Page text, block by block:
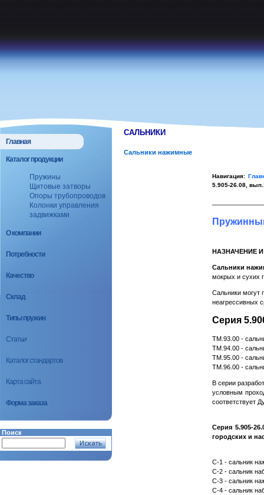
Главная
Каталог продукции
Пружины
Щитовые затворы
Опоры трубопроводов
Колонки управления
задвижками
О компании
Потребности
Качество
Склад
Типы пружин
Статьи
Каталог стандартов
Карта сайта
Форма заказа
Поиск
САЛЬНИКИ
Сальники нажимные
Навигация:
5.905-26.08,
НАЗНАЧЕНИЕ
Сальники
мокрых и сухих
Сальники могут
неагрессивных
Серия
ТМ.93.00 -
ТМ.94.00 -
ТМ.95.00 -
ТМ.96.00 -
В серии
условным
соответствует
Серия 5.905-
городских и
С-1 - сальник
С-2 - сальник
С-3 - сальник
С-4 - сальник